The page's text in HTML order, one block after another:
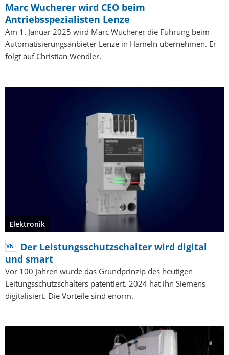
Marc Wucherer wird CEO beim
Antriebsspezialisten Lenze
Am 1. Januar 2025 wird Marc Wucherer die Führung beim
Automatisierungsanbieter Lenze in Hameln übernehmen. Er
folgt auf Christian Wendler.
Elektronik
Der Leistungsschutzschalter wird digital
und smart
Vor 100 Jahren wurde das Grundprinzip des heutigen
Leitungsschutzschalters patentiert. 2024 hat ihn Siemens
digitalisiert. Die Vorteile sind enorm.